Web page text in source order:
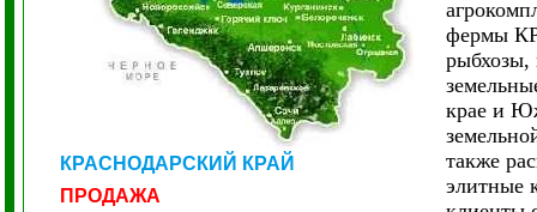
КРАСНОДАРСКИЙ КРАЙ
ПРОДАЖА
фермы
рыбхозы,
крае и
также
элитные